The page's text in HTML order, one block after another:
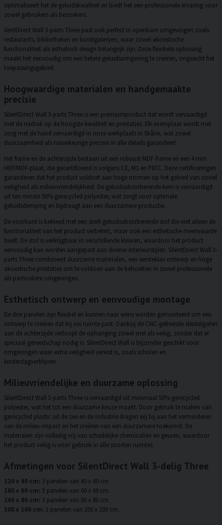
optimaliseert het de geluidskwaliteit en biedt het een professionele ervaring voor
zowel gebruikers als bezoekers.
ilentDirect Wall 3-parts Three past ook perfect in openbare omgevingen zoals
restaurants, bibliotheken en kunstgalerijen, waar zowel akoestische
functionaliteit als esthetisch design belangrijk zijn. Deze flexibele oplossing
maakt het eenvoudig om een betere geluidsomgeving te creëren, ongeacht het
toepassingsgebied.
Hoogwaardige materialen en handgemaakte
precisie
SilentDirect Wall 3-parts Three is een premiumproduct dat wordt vervaardigd
met de nadruk op de hoogste kwaliteit en prestaties. Elk exemplaar wordt met
zorg met de hand vervaardigd in onze werkplaats in Skåne, wat zowel
duurzaamheid als nauwkeurige precisie in alle details garandeert.
Het frame en de achterzijde bestaan uit een robuust MDF-frame en een 4 mm
HDF/MDF-plaat, die gecertificeerd is volgens CE, M1 en PEFC. Deze certificeringen
garanderen dat het product voldoet aan hoge normen op het gebied van zowel
veiligheid als milieuvriendelijkheid. De geluidsabsorberende kern is vervaardigd
uit ten minste 50% gerecycled polyester, wat zorgt voor optimale
geluidsdemping en bijdraagt aan een duurzamere productie.
De voorkant is bekleed met een sterk geluidsabsorberende stof die niet alleen de
functionaliteit van het product verbetert, maar ook een esthetische meerwaarde
biedt. De stof is verkrijgbaar in verschillende kleuren, waardoor het product
eenvoudig kan worden aangepast aan diverse interieurstijlen. SilentDirect Wall 3-
parts Three combineert duurzame materialen, een eersteklas ontwerp en hoge
akoestische prestaties om te voldoen aan de behoeften in zowel professionele
als particuliere omgevingen.
Esthetisch ontwerp en eenvoudige montage
De drie panelen zijn flexibel en kunnen naar wens worden gemonteerd om een
ontwerp te creëren dat bij uw ruimte past. Dankzij de CNC-gefreesde sleutelgaten
aan de achterzijde verloopt de ophanging zowel snel als veilig, zonder dat er
speciaal gereedschap nodig is. SilentDirect Wall is bijzonder geschikt voor
omgevingen waar extra veiligheid vereist is, zoals scholen en
kinderdagverblijven.
Milieuvriendelijke en duurzame oplossing
SilentDirect Wall 3-parts Three is vervaardigd uit minimaal 50% gerecycled
polyester, wat het tot een duurzame keuze maakt. Door gebruik te maken van
gerecycled plastic uit de zee en de industrie dragen wij bij aan het verminderen
van de milieu-impact en het creëren van een duurzamere toekomst. De
materialen zijn volledig vrij van schadelijke chemicaliën en geuren, waardoor
het product veilig is voor gebruik in alle soorten ruimtes.
Afmetingen voor SilentDirect Wall 3-delig Three
120 x 40 cm: 3 panelen van 40 x 40 cm.
180 x 60 cm: 3 panelen van 60 x 60 cm.
240 x 80 cm: 3 panelen van 80 x 80 cm.
300 x 100 cm: 3 panelen van 100 x 100 cm.